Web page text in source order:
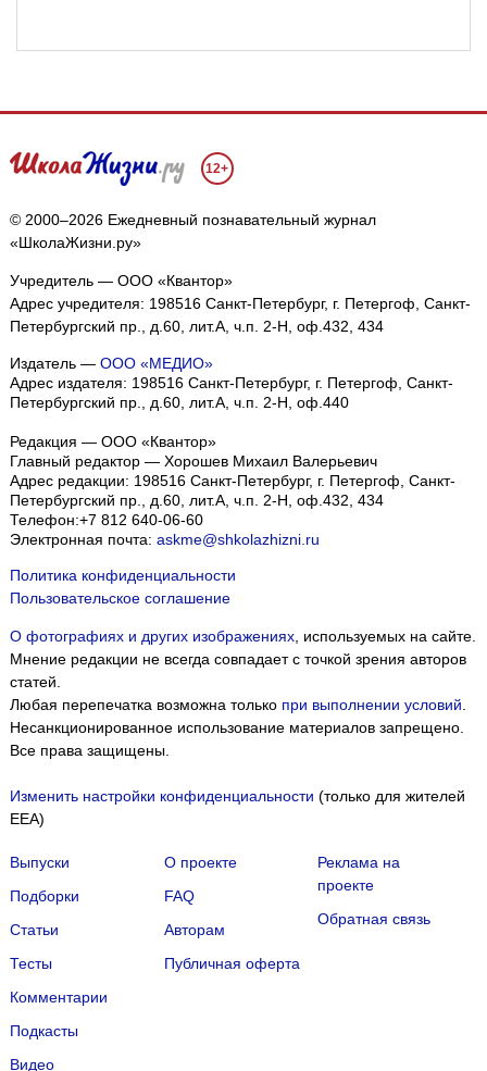
12+
© 2000–2026 Ежедневный познавательный журнал
«ШколаЖизни.ру»
Учредитель — ООО «Квантор»
Адрес учредителя: 198516 Санкт-Петербург, г. Петергоф, Санкт-
Петербургский пр., д.60, лит.А, ч.п. 2-Н, оф.432, 434
Издатель — ООО «МЕДИО»
Адрес издателя: 198516 Санкт-Петербург, г. Петергоф, Санкт-
Петербургский пр., д.60, лит.А, ч.п. 2-Н, оф.440
Редакция — ООО «Квантор»
Главный редактор — Хорошев Михаил Валерьевич
Адрес редакции: 198516 Санкт-Петербург, г. Петергоф, Санкт-
Петербургский пр., д.60, лит.А, ч.п. 2-Н, оф.432, 434
Телефон:+7 812 640-06-60
Электронная почта: askme@shkolazhizni.ru
Политика конфиденциальности
Пользовательское соглашение
О фотографиях и других изображениях, используемых на сайте.
Мнение редакции не всегда совпадает с точкой зрения авторов
статей.
Любая перепечатка возможна только при выполнении условий.
Несанкционированное использование материалов запрещено.
Все права защищены.
Изменить настройки конфиденциальности (только для жителей
EEA)
Выпуски
Подборки
Статьи
Тесты
Комментарии
Подкасты
Видео
О проекте
FAQ
Авторам
Публичная оферта
Реклама на
проекте
Обратная связь